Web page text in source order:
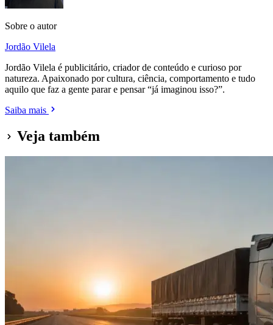
Sobre o autor
Jordão Vilela
Jordão Vilela é publicitário, criador de conteúdo e curioso por
natureza. Apaixonado por cultura, ciência, comportamento e tudo
aquilo que faz a gente parar e pensar “já imaginou isso?”.
Saiba mais
Veja também